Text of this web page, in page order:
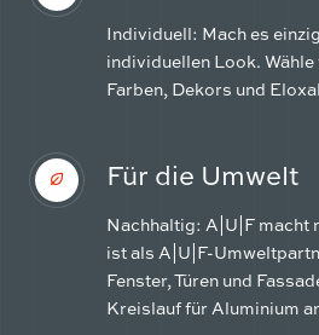
Individuell: Mach es
individuellen Look.
Farben, Dekors und
Für die Umwelt
Nachhaltig: A|U|F macht
ist als A|U|F-
Fenster, Türen und
Kreislauf für Aluminium